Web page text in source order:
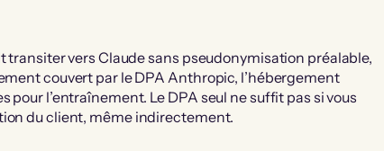
vers Claude sans pseudonymisation préalable,
couvert par le DPA Anthropic, l’hébergement
l’entraînement. Le DPA seul ne suffit pas si vous
du client, même indirectement.